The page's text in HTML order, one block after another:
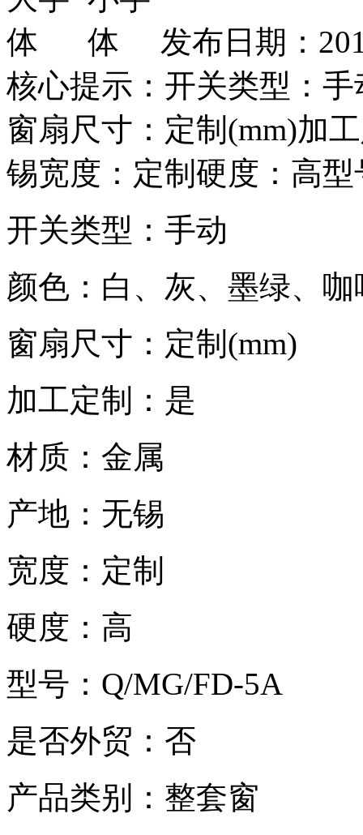
发布日期：
核心提示：开关类型：
窗扇尺寸：定制(mm)加
锡宽度：定制硬度：高
开关类型：手动
颜色：白、灰、墨绿、咖
窗扇尺寸：定制(mm)
加工定制：是
材质：金属
产地：无锡
宽度：定制
硬度：高
型号：Q/MG/FD-5A
是否外贸：否
产品类别：整套窗